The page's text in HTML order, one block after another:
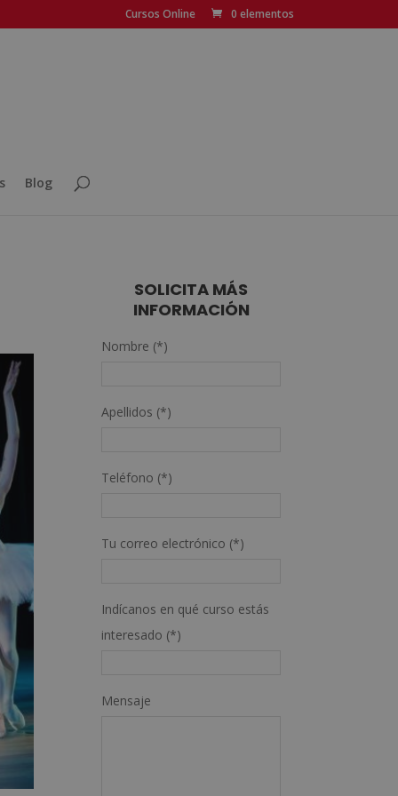
Cursos Online 0 elementos
Blog
SOLICITA MÁS
INFORMACIÓN
Nombre (*)
Apellidos (*)
Teléfono (*)
Tu correo electrónico (*)
Indícanos en qué curso estás
interesado (*)
Mensaje